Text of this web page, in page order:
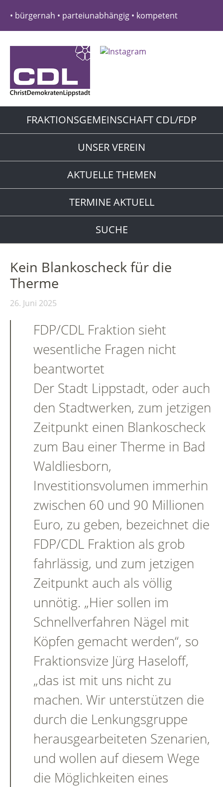
• bürgernah • parteiunabhängig • kompetent
FRAKTIONSGEMEINSCHAFT CDL/FDP
UNSER VEREIN
AKTUELLE THEMEN
TERMINE AKTUELL
SUCHE
Kein Blankoscheck für die
Therme
26. Juni 2025
FDP/CDL Fraktion sieht
wesentliche Fragen nicht
beantwortet
Der Stadt Lippstadt, oder auch
den Stadtwerken, zum jetzigen
Zeitpunkt einen Blankoscheck
zum Bau einer Therme in Bad
Waldliesborn,
Investitionsvolumen immerhin
zwischen 60 und 90 Millionen
Euro, zu geben, bezeichnet die
FDP/CDL Fraktion als grob
fahrlässig, und zum jetzigen
Zeitpunkt auch als völlig
unnötig. „Hier sollen im
Schnellverfahren Nägel mit
Köpfen gemacht werden“, so
Fraktionsvize Jürg Haseloff,
„das ist mit uns nicht zu
machen. Wir unterstützen die
durch die Lenkungsgruppe
herausgearbeiteten Szenarien,
und wollen auf diesem Wege
die Möglichkeiten eines